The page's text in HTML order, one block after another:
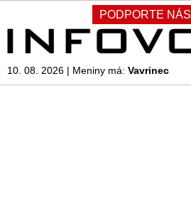
PODPORTE NÁS
10. 08. 2026 | Meniny má: Vavrinec